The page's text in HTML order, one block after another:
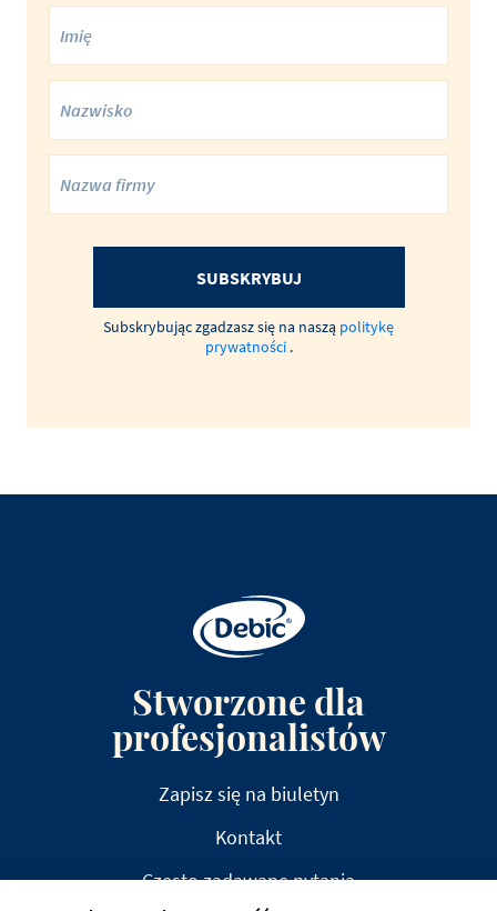
SUBSKRYBUJ
Subskrybując zgadzasz się na naszą politykę
prywatności .
Stworzone dla
profesjonalistów
Zapisz się na biuletyn
Kontakt
Często zadawane pytania